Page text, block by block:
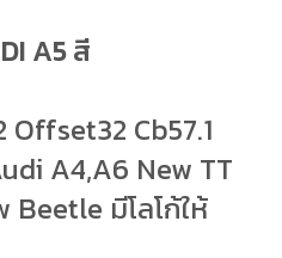
A5 สี
Offset32 Cb57.1
A4,A6 New TT
Beetle มีโลโก้ให้